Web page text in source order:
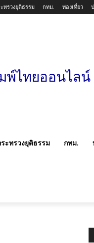
ทรวงยุติธรรม กทม. ท่องเที่ยว
พ์ไทยออนไลน์
ะทรวงยุติธรรม กทม.